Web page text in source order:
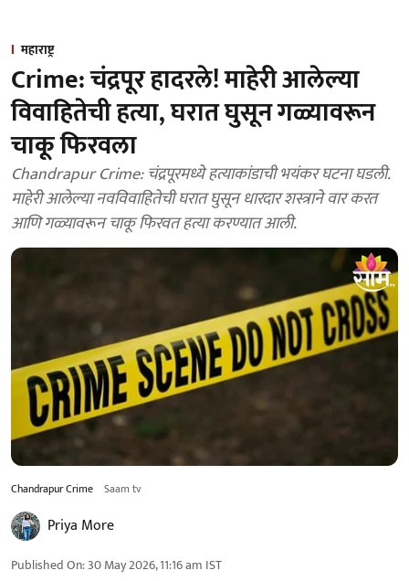
महाराष्ट्र
Crime: चंद्रपूर हादरले! माहेरी आलेल्या
विवाहितेची हत्या, घरात घुसून गळ्यावरून
चाकू फिरवला
Chandrapur Crime: चंद्रपूरमध्ये हत्याकांडाची भयंकर घटना घडली.
माहेरी आलेल्या नवविवाहितेची घरात घुसून धारदार शस्त्राने वार करत
आणि गळ्यावरून चाकू फिरवत हत्या करण्यात आली.
Chandrapur Crime Saam tv
Priya More
Published On:30 May 2026, 11:16 am IST